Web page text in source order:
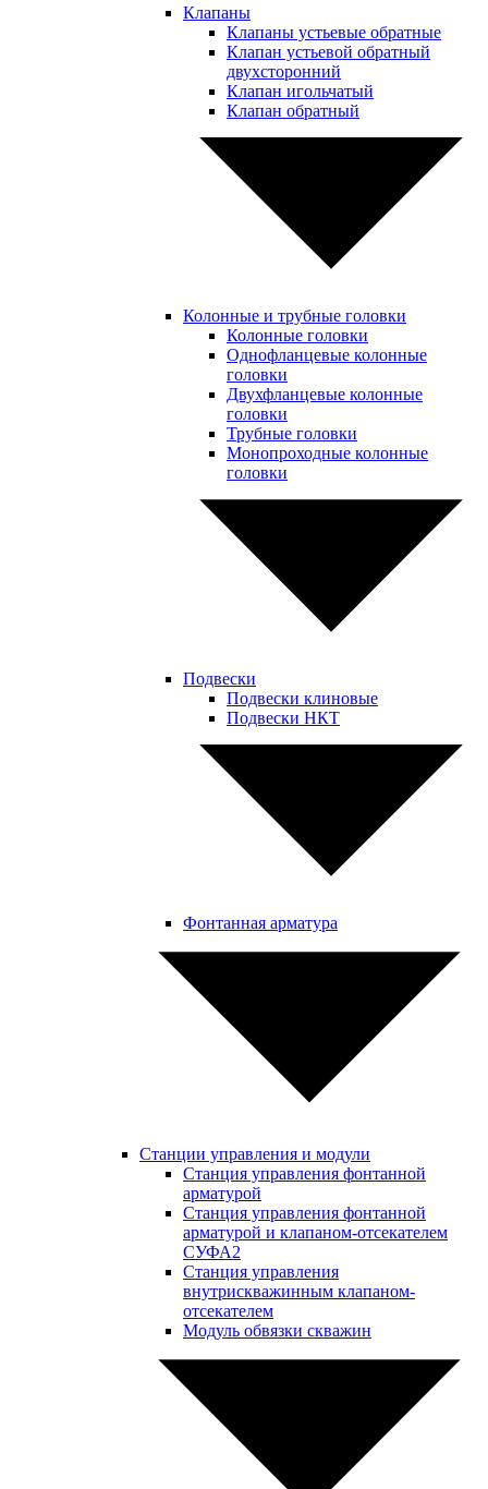
Клапаны
Клапаны устьевые обратные
Клапан устьевой обратный
двухсторонний
Клапан игольчатый
Клапан обратный
Колонные и трубные головки
Колонные головки
Однофланцевые колонные
головки
Двухфланцевые колонные
головки
Трубные головки
Монопроходные колонные
головки
Подвески
Подвески клиновые
Подвески НКТ
Фонтанная арматура
Станции управления и модули
Станция управления фонтанной
арматурой
Станция управления фонтанной
арматурой и клапаном-отсекателем
СУФА2
Станция управления
внутрискважинным клапаном-
отсекателем
Модуль обвязки скважин